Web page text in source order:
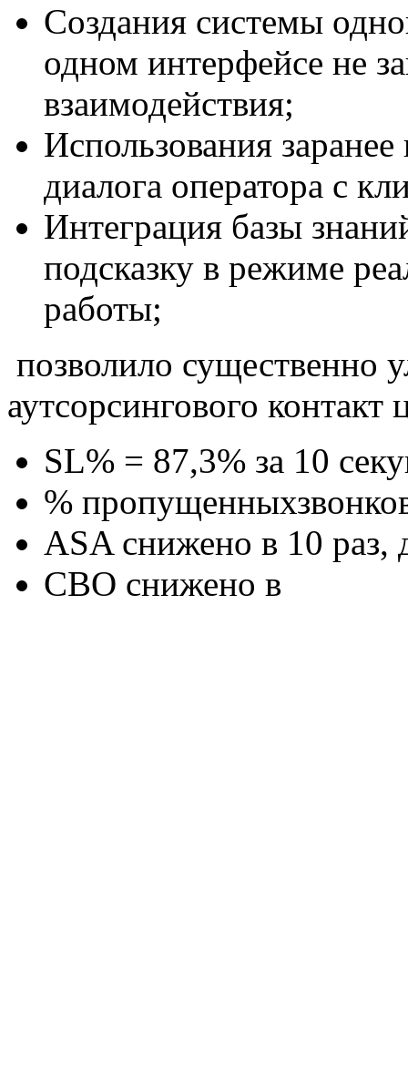
Создания системы
одном интерфейсе не
взаимодействия;
Использования
диалога оператора с
Интеграция базы
подсказку в режиме
работы;
позволило существенно
аутсорсингового контакт
SL% = 87,3% за 10
%
ASA снижено в 10 раз,
СВО снижено в